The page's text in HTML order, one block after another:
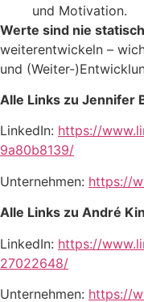
und Motivation.
Werte sind nie
weiterentwickeln –
und (Weiter-
Alle Links zu Jennifer
LinkedIn: https://
9a80b8139/
Unternehmen: https://
Alle Links zu André
LinkedIn: https://
27022648/
Unternehmen: https://